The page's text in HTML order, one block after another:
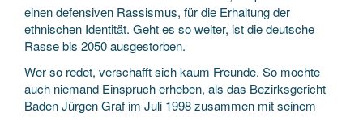
einen defensiven Rassismus, für die Erhaltung der
ethnischen Identität. Geht es so weiter, ist die deutsche
Rasse bis 2050 ausgestorben.
Wer so redet, verschafft sich kaum Freunde. So mochte
auch niemand Einspruch erheben, als das Bezirksgericht
Baden Jürgen Graf im Juli 1998 zusammen mit seinem